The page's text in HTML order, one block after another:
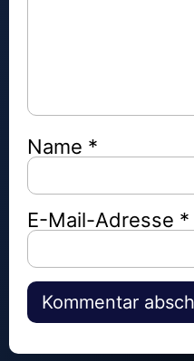
Name *
E-Mail-Adresse *
Alternative: